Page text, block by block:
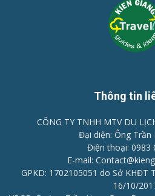
Thông tin
CÔNG TY TNHH MTV DU
Đại diện: Ông Trần
Điện thoại: 0983
E-mail:
GPKD: 1702105051 do Sở KHĐT
16/10/